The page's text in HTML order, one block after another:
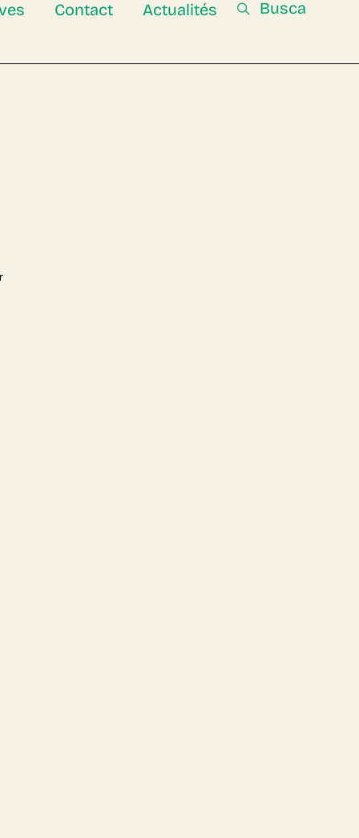
Contact Actualités